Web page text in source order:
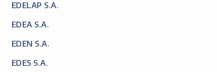
EDELAP S.A.
EDEA S.A.
EDEN S.A.
EDES S.A.